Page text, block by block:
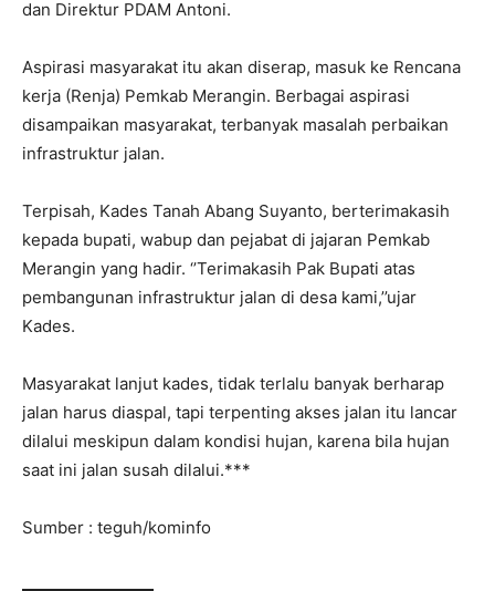
dan Direktur PDAM Antoni.
Aspirasi masyarakat itu akan diserap, masuk ke Rencana
kerja (Renja) Pemkab Merangin. Berbagai aspirasi
disampaikan masyarakat, terbanyak masalah perbaikan
infrastruktur jalan.
Terpisah, Kades Tanah Abang Suyanto, berterimakasih
kepada bupati, wabup dan pejabat di jajaran Pemkab
Merangin yang hadir. ‘’Terimakasih Pak Bupati atas
pembangunan infrastruktur jalan di desa kami,’’ujar
Kades.
Masyarakat lanjut kades, tidak terlalu banyak berharap
jalan harus diaspal, tapi terpenting akses jalan itu lancar
dilalui meskipun dalam kondisi hujan, karena bila hujan
saat ini jalan susah dilalui.***
Sumber : teguh/kominfo